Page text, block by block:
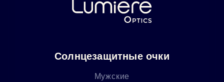
Солнцезащитные очки
Мужские